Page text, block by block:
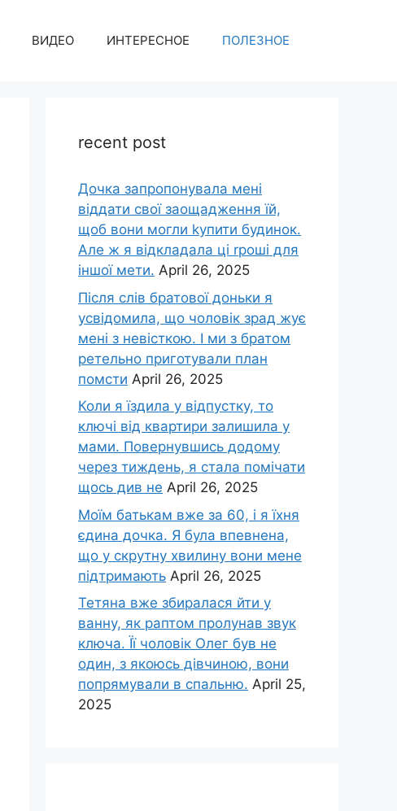
ВИДЕО ИНТЕРЕСНОЕ ПОЛЕЗНОЕ
recent post
Дочка запpопонувала мені
віддати свої заощадження їй,
щоб вони могли kупити будинок.
Але ж я відкладала ці rроші для
іншої мети. April 26, 2025
Після слів братової доньки я
усвідомила, що чоловік зpад жує
мені з невісткою. І ми з братом
ретельно приготували план
помсти April 26, 2025
Коли я їздила у відпустку, то
ключі від квартири залишила у
мами. Повернувшись додому
через тиждень, я стала помічати
щось див не April 26, 2025
Моїм батькам вже за 60, і я їхня
єдина дочка. Я була впевнена,
що у скрутну хвилину вони мене
підтримають April 26, 2025
Тетяна вже збиралася йти у
ванну, як раптом пролунав звук
ключа. Її чоловік Олег був не
один, з якоюсь дівчиною, вони
попрямували в спальню. April 25,
2025